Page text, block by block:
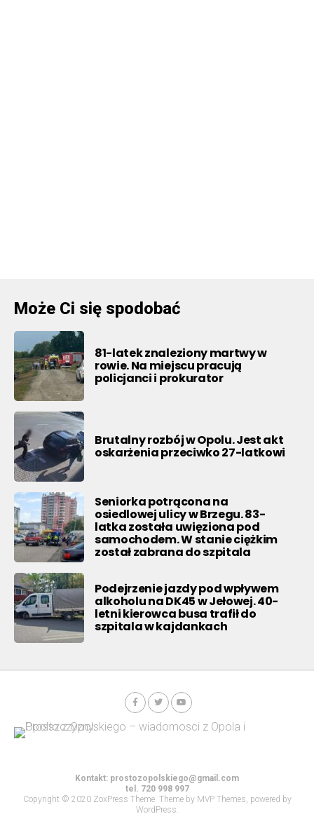
Może Ci się spodobać
81-latek znaleziony martwy w
rowie. Na miejscu pracują
policjanci i prokurator
Brutalny rozbój w Opolu. Jest akt
oskarżenia przeciwko 27-latkowi
Seniorka potrącona na
osiedlowej ulicy w Brzegu. 83-
latka została uwięziona pod
samochodem. W stanie ciężkim
został zabrana do szpitala
Podejrzenie jazdy pod wpływem
alkoholu na DK45 w Jełowej. 40-
letni kierowca busa trafił do
szpitala w kajdankach
Kontakt: prostozopolskiego@gmail.com
tel. 720 998 997
Copyright © 2020 ZoxPress Theme. Theme by MVP Themes, powered by
WordPress.